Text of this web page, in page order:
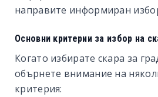
направите информиран
Основни критерии за избор на
Когато избирате скара за
обърнете внимание на
критерия: